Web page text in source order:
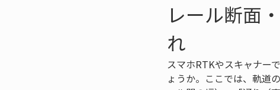
レール断面
れ
スマホRTKやスキャナー
ょうか。ここでは、軌道